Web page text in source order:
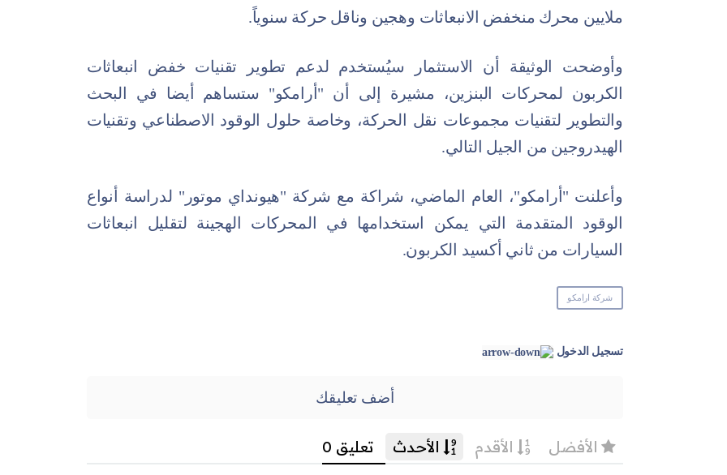
ملايين محرك منخفض الانبعاثات وهجين وناقل حركة سنوياً.
وأوضحت الوثيقة أن الاستثمار سيُستخدم لدعم تطوير تقنيات خفض انبعاثات
الكربون لمحركات البنزين، مشيرة إلى أن "أرامكو" ستساهم أيضا في البحث
والتطوير لتقنيات مجموعات نقل الحركة، وخاصة حلول الوقود الاصطناعي وتقنيات
الهيدروجين من الجيل التالي.
وأعلنت "أرامكو"، العام الماضي، شراكة مع شركة "هيونداي موتور" لدراسة أنواع
الوقود المتقدمة التي يمكن استخدامها في المحركات الهجينة لتقليل انبعاثات
السيارات من ثاني أكسيد الكربون.
شركة ارامكو
تسجيل الدخول
أضف تعليقك